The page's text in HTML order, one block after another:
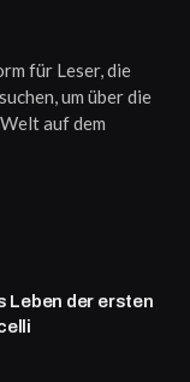
für Leser, die
um über die
auf dem
Leben der ersten